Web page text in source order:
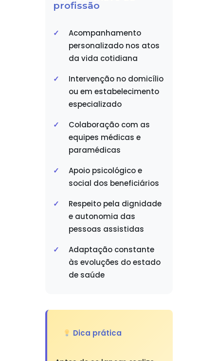
profissão
Acompanhamento
personalizado nos atos
da vida cotidiana
Intervenção no domicílio
ou em estabelecimento
especializado
Colaboração com as
equipes médicas e
paramédicas
Apoio psicológico e
social dos beneficiários
Respeito pela dignidade
e autonomia das
pessoas assistidas
Adaptação constante
às evoluções do estado
de saúde
Dica prática